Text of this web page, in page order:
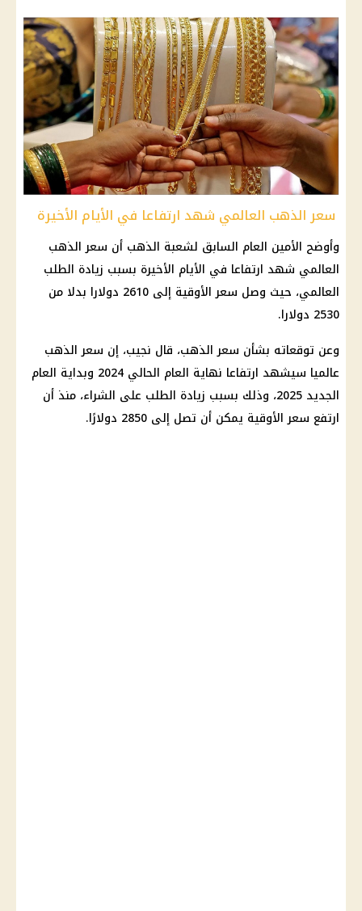
سعر الذهب العالمي شهد ارتفاعا في الأيام الأخيرة
وأوضح الأمين العام السابق لشعبة الذهب أن سعر الذهب
العالمي شهد ارتفاعا في الأيام الأخيرة بسبب زيادة الطلب
العالمي، حيث وصل سعر الأوقية إلى 2610 دولارا بدلا من
2530 دولارا.
وعن توقعاته بشأن سعر الذهب، قال نجيب، إن سعر الذهب
عالميا سيشهد ارتفاعا نهاية العام الحالي 2024 وبداية العام
الجديد 2025، وذلك بسبب زيادة الطلب على الشراء، منذ أن
ارتفع سعر الأوقية يمكن أن تصل إلى 2850 دولارًا.